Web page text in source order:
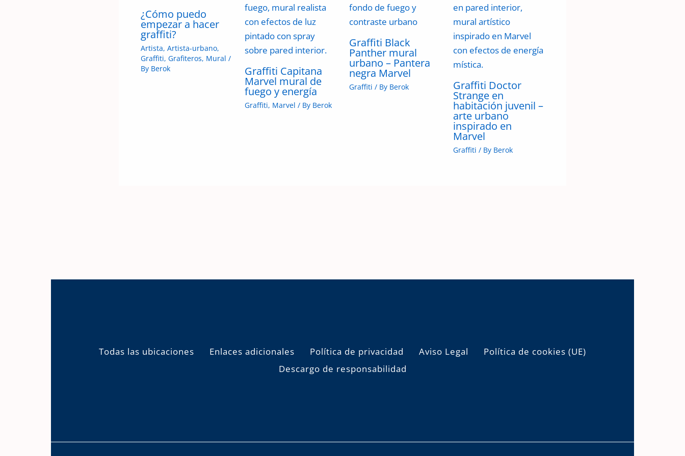
¿Cómo puedo
empezar a hacer
graffiti?
Artista, Artista-urbano,
Graffiti, Grafiteros, Mural /
By Berok Graffiti Capitana
Marvel mural de
fuego y energía
Graffiti, Marvel / By Berok
Graffiti Black
Panther mural
urbano – Pantera
negra Marvel
Graffiti / By Berok Graffiti Doctor
Strange en
habitación juvenil –
arte urbano
inspirado en
Marvel
Graffiti / By Berok
Todas las ubicaciones Enlaces adicionales Política de privacidad Aviso Legal
Política de cookies (UE)
Descargo de responsabilidad